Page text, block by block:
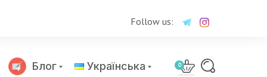
Follow us:
Блог Українська